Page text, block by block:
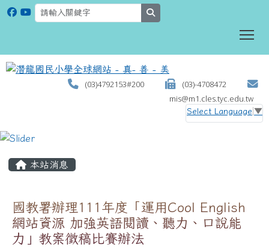
(03)4792153#200
(03)-4708472
mis@m1.cles.tyc.edu.tw
Select Language ▼
本站消息
國教署辦理111年度「運用Cool English
網站資源 加強英語閱讀、聽力、口說能
力」教案徵稿比賽辦法